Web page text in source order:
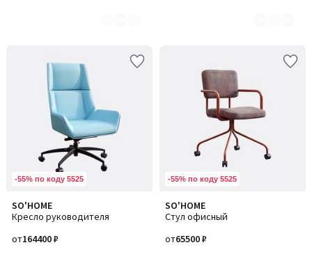
-55% по коду 5525
SO'HOME
Кресло руководителя
от164400 ₽
Количество
цветов:
-55% по коду 5525
SO'HOME
Стул офисный
от65500 ₽
Количество
цветов: